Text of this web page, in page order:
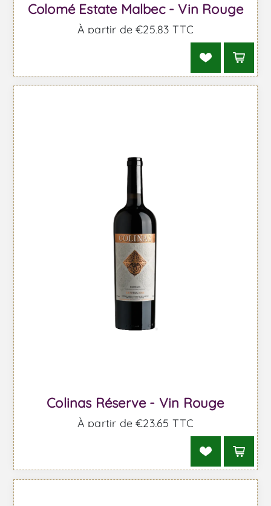
Colomé Estate Malbec - Vin Rouge
À partir de €25,83 TTC
Colinas Réserve - Vin Rouge
À partir de €23,65 TTC